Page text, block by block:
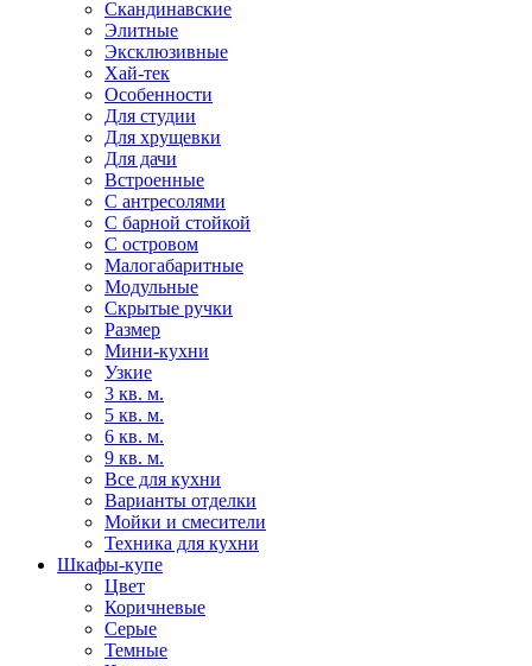
Скандинавские
Элитные
Эксклюзивные
Хай-тек
Особенности
Для студии
Для хрущевки
Для дачи
Встроенные
С антресолями
С барной стойкой
С островом
Малогабаритные
Модульные
Скрытые ручки
Размер
Мини-кухни
Узкие
3 кв. м.
5 кв. м.
6 кв. м.
9 кв. м.
Все для кухни
Варианты отделки
Мойки и смесители
Техника для кухни
Шкафы-купе
Цвет
Коричневые
Серые
Темные